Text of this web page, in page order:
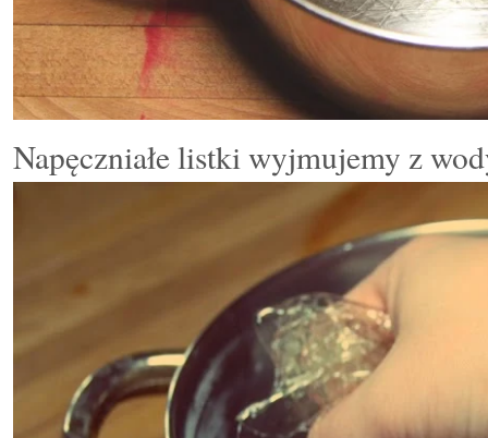
Napęczniałe listki wyjmujemy z